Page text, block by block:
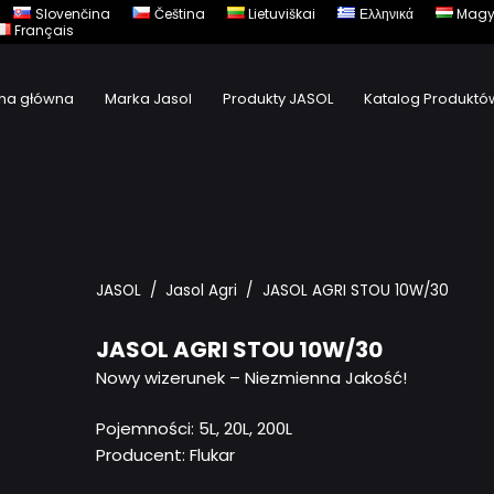
Slovenčina Čeština Lietuviškai Ελληνικά
Français
główna Marka Jasol Produkty JASOL Katalog
JASOL / Jasol Agri / JASOL AGRI STOU 10W/30
JASOL AGRI STOU 10W/30
Nowy wizerunek – Niezmienna Jakość!
Pojemności: 5L, 20L, 200L
Producent: Flukar